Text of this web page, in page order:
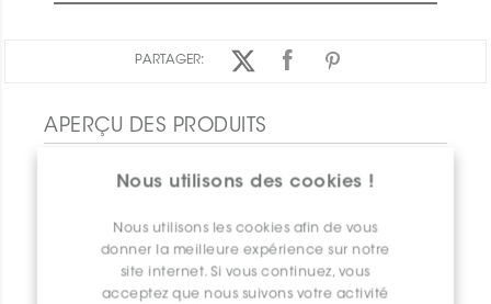
Nous utilisons des cookies !
Nous utilisons les cookies afin de vous
donner la meilleure expérience sur notre
site internet. Si vous continuez, vous
acceptez que nous suivons votre activité
PARTAGER:
APERÇU DES PRODUITS